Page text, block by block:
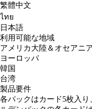
繁體中文
ไทย
日本語
利用可能な地域
アメリカ大陸＆オセアニ
ヨーロッパ
韓国
台湾
製品要件
各パックはカード5枚入